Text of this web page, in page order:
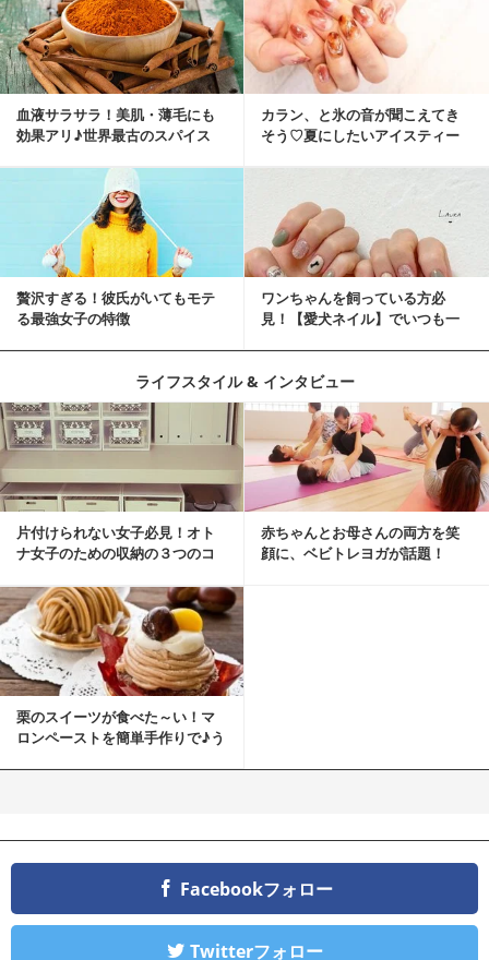
血液サラサラ！美肌・薄毛にも
効果アリ♪世界最古のスパイス
カラン、と氷の音が聞こえてき
そう♡夏にしたいアイスティー
贅沢すぎる！彼氏がいてもモテ
る最強女子の特徴
ワンちゃんを飼っている方必
見！【愛犬ネイル】でいつも一
ライフスタイル & インタビュー
片付けられない女子必見！オト
ナ女子のための収納の３つのコ
赤ちゃんとお母さんの両方を笑
顔に、ベビトレヨガが話題！
栗のスイーツが食べた～い！マ
ロンペーストを簡単手作りで♪う
Facebookフォロー
Twitterフォロー